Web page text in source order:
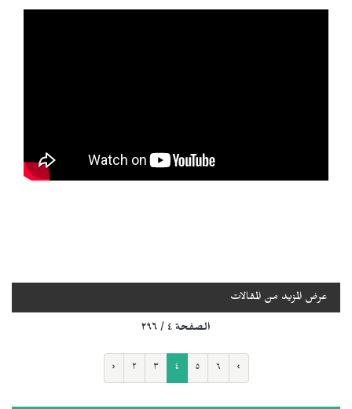
عرض المزيد من المقالات
الصفحة ٤ / ٢٩٦
‹ ٢ ٣ ٤ ٥ ٦ ›